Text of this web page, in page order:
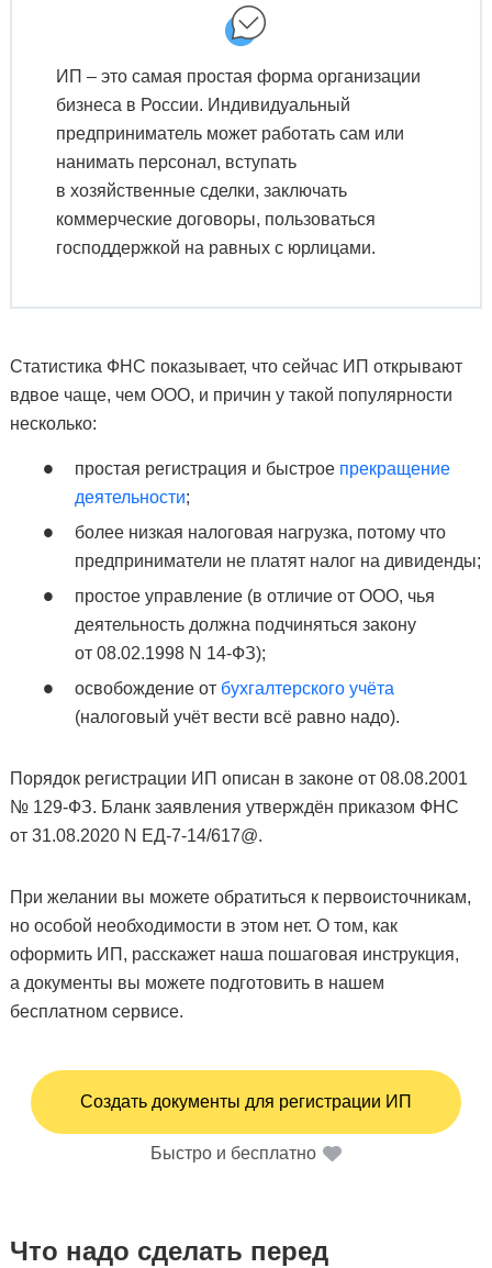
ИП – это самая простая форма организации
бизнеса в России. Индивидуальный
предприниматель может работать сам или
нанимать персонал, вступать
в хозяйственные сделки, заключать
коммерческие договоры, пользоваться
господдержкой на равных с юрлицами.
Статистика ФНС показывает, что сейчас ИП открывают
вдвое чаще, чем ООО, и причин у такой популярности
несколько:
простая регистрация и быстрое прекращение
деятельности;
более низкая налоговая нагрузка, потому что
предприниматели не платят налог на дивиденды;
простое управление (в отличие от ООО, чья
деятельность должна подчиняться закону
от 08.02.1998 N 14-ФЗ);
освобождение от бухгалтерского учёта
(налоговый учёт вести всё равно надо).
Порядок регистрации ИП описан в законе от 08.08.2001
№ 129-ФЗ. Бланк заявления утверждён приказом ФНС
от 31.08.2020 N ЕД-7-14/617@.
При желании вы можете обратиться к первоисточникам,
но особой необходимости в этом нет. О том, как
оформить ИП, расскажет наша пошаговая инструкция,
а документы вы можете подготовить в нашем
бесплатном сервисе.
Создать документы для регистрации ИП
Быстро и бесплатно
Что надо сделать перед